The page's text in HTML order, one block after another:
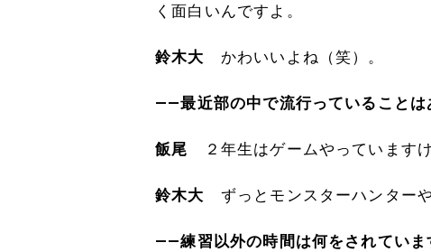
く面白いんですよ。
鈴木大 かわいいよね（笑）。
――最近部の中で流行っていることは
飯尾 ２年生はゲームやっています
鈴木大 ずっとモンスターハンター
――練習以外の時間は何をされていま